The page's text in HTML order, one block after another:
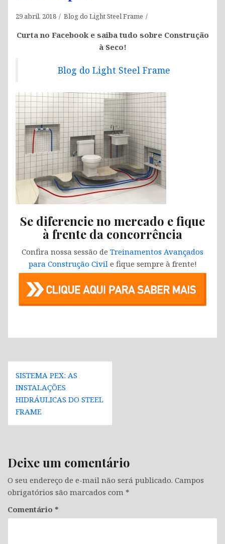
29 abril, 2018 Blog do Light Steel Frame
Curta no Facebook e saiba tudo sobre Construção
à Seco!
Blog do Light Steel Frame
Se diferencie no mercado e fique
à frente da concorrência
Confira nossa sessão de Treinamentos Avançados
para Construção Civile fique sempre à frente!
Navegação
de
Post
SISTEMA PEX: AS
INSTALAÇÕES
HIDRÁULICAS DO STEEL
FRAME
Deixe um comentário
O seu endereço de e-mail não será publicado. Campos
obrigatórios são marcados com *
Comentário *